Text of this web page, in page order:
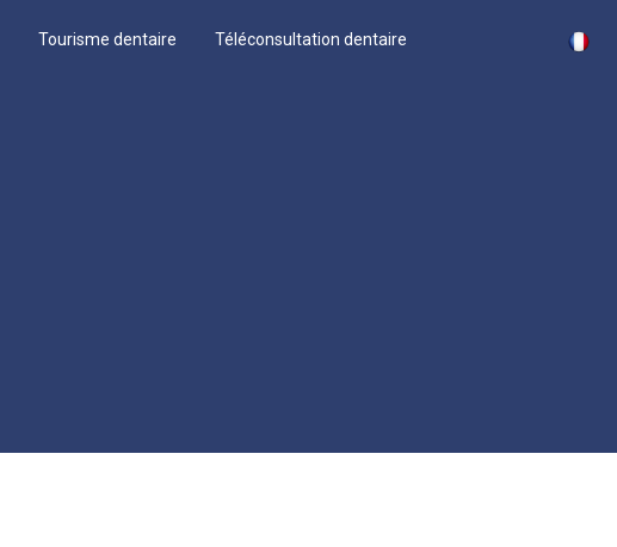
Tourisme dentaire Téléconsultation dentaire